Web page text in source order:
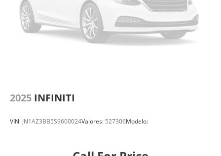
2025 INFINITI
VIN: JN1AZ3BB5S9600024Valores: 527306Modelo: